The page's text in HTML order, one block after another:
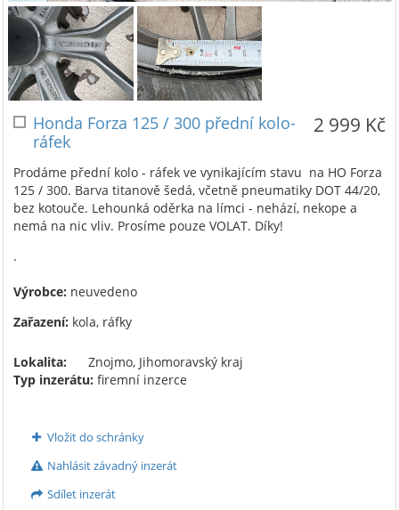
2 999 Kč
Honda Forza 125 / 300 přední kolo-
ráfek
Prodáme přední kolo - ráfek ve vynikajícím stavu na HO Forza
125 / 300. Barva titanově šedá, včetně pneumatiky DOT 44/20,
bez kotouče. Lehounká oděrka na límci - nehází, nekope a
nemá na nic vliv. Prosíme pouze VOLAT. Díky!
.
Výrobce: neuvedeno
Zařazení: kola, ráfky
Lokalita:
Znojmo, Jihomoravský kraj
Typ inzerátu: firemní inzerce
Vložit do schránky
Nahlásit závadný inzerát
Sdílet inzerát